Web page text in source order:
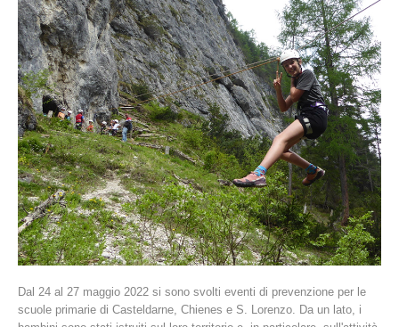
La storia
Dal 24 al 27 maggio 2022 si sono svolti eventi di prevenzione per le
scuole primarie di Casteldarne, Chienes e S. Lorenzo. Da un lato, i